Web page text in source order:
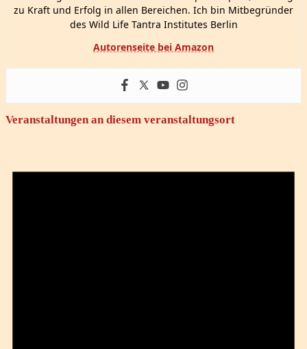
zu Kraft und Erfolg in allen Bereichen. Ich bin Mitbegründer
des Wild Life Tantra Institutes Berlin
Autorenseite bei Amazon
Veranstaltungen an diesem veranstaltungsort